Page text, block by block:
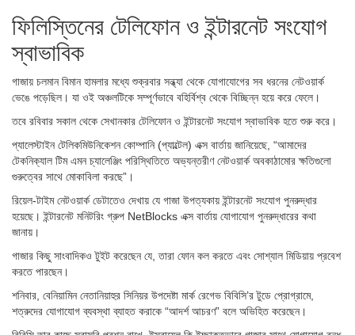
ফিলিস্তিনের টেলিফোন ও ইন্টারনেট সংযোগ
স্বাভাবিক
গাজায় চলমান বিমান হামলার মধ্যে শুক্রবার সন্ধ্যা থেকে যোগাযোগের সব ধরনের নেটওয়ার্ক
ভেঙে পড়েছিল। যা ওই অঞ্চলটিকে সম্পূর্ণভাবে বহির্বিশ্ব থেকে বিচ্ছিন্ন হয়ে করে ফেলে।
তবে রবিবার সকাল থেকে সেখানকার টেলিফোন ও ইন্টারনেট সংযোগ স্বাভাবিক হতে শুরু করে।
প্যালেস্টাইন টেলিকমিউনিকেশন কোম্পানি (প্যাল্টেল) এক্স বার্তায় জানিয়েছে, “আমাদের
টেকনিক্যাল টিম এমন চ্যালেঞ্জিং পরিস্থিতিতে অভ্যন্তরীণ নেটওয়ার্ক অবকাঠামোর ক্ষতিগুলো
গুরুত্বের সাথে মোকাবিলা করছে”।
রিয়েল-টাইম নেটওয়ার্ক ডেটাতেও দেখায় যে গাজা উপত্যকায় ইন্টারনেট সংযোগ পুনরুদ্ধার
হয়েছে। ইন্টারনেট মনিটরিং গ্রুপ NetBlocks এক্স বার্তায় যোগাযোগ পুনরুদ্ধারের কথা
জানায়।
গাজার কিছু সাংবাদিকও টুইট করেছেন যে, তারা ফোন কল করতে এবং সোশ্যাল মিডিয়ায় প্রবেশ
করতে পারছেন।
শনিবার, বেনিয়ামিন নেতানিয়াহুর সিনিয়র উপদেষ্টা মার্ক রেগেভ বিবিসি’র টুডে প্রোগ্রামে,
শত্রুদের যোগাযোগ ব্যবস্থা ব্যাহত করাকে “আদর্শ আচরণ” বলে অভিহিত করেছেন।